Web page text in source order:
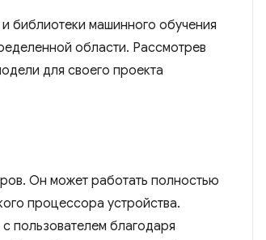
библиотеки машинного обучения
области. Рассмотрев
для своего проекта
Он может работать полностью
процессора устройства.
пользователем благодаря